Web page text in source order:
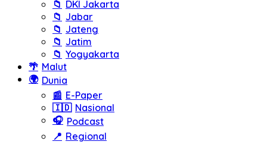
📁 DKI Jakarta
📁 Jabar
📁 Jateng
📁 Jatim
📁 Yogyakarta
🌴 Malut
🌍 Dunia
📰 E-Paper
🇮🇩 Nasional
🎧 Podcast
📍 Regional